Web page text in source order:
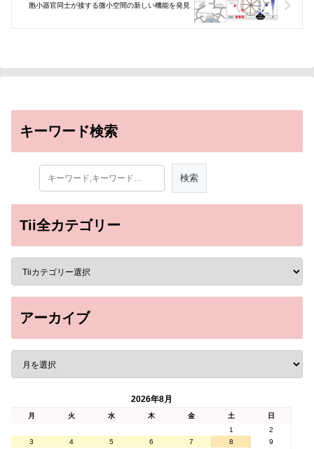
胞小器官同士が接する微小空間の新しい機能を発見
キーワード検索
Tii全カテゴリー
アーカイブ
2026年8月
月 火 水 木 金 土
日
1
2
3
4 5 6 7 8
9